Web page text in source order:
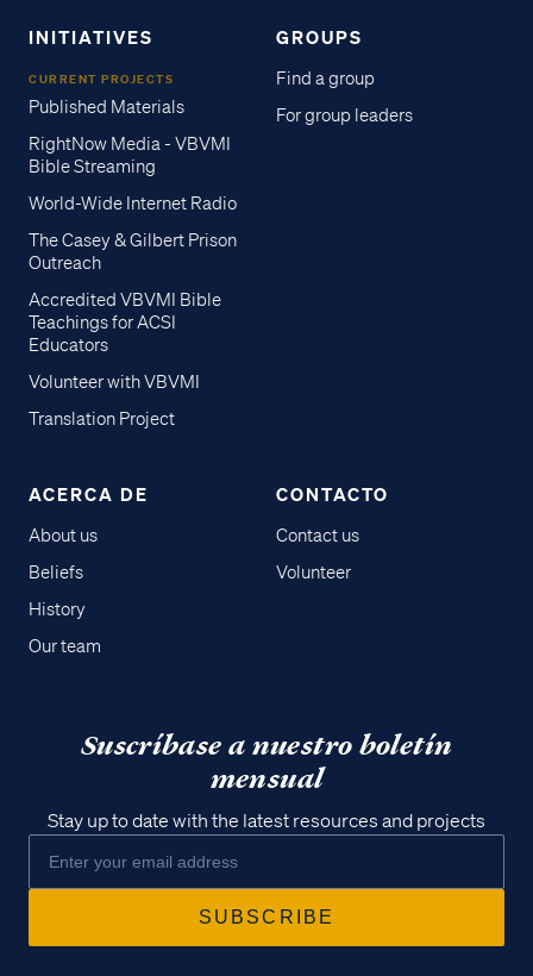
INITIATIVES
CURRENT PROJECTS
Published Materials
RightNow Media - VBVMI
Bible Streaming
World-Wide Internet Radio
The Casey & Gilbert Prison
Outreach
Accredited VBVMI Bible
Teachings for ACSI
Educators
Volunteer with VBVMI
Translation Project
GROUPS
Find a group
For group leaders
ACERCA DE
About us
Beliefs
History
Our team
CONTACTO
Contact us
Volunteer
Suscríbase a nuestro boletín
mensual
Stay up to date with the latest resources and projects